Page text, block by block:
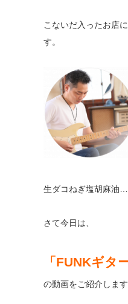
こないだ入ったお店
す。
生ダコねぎ塩胡麻油
さて今日は、
「FUNKギタ
の動画をご紹介しま